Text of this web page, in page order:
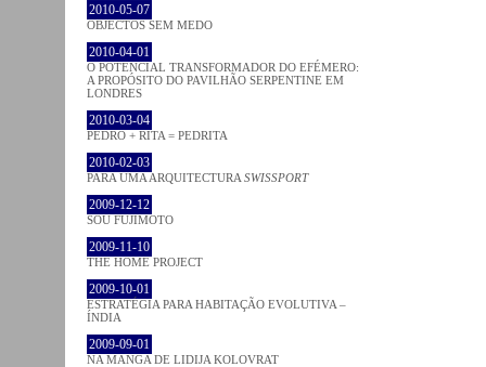
2010-05-07
OBJECTOS SEM MEDO
2010-04-01
O POTENCIAL TRANSFORMADOR DO EFÉMERO:
A PROPÓSITO DO PAVILHÃO SERPENTINE EM
LONDRES
2010-03-04
PEDRO + RITA = PEDRITA
2010-02-03
PARA UMA ARQUITECTURA SWISSPORT
2009-12-12
SOU FUJIMOTO
2009-11-10
THE HOME PROJECT
2009-10-01
ESTRATÉGIA PARA HABITAÇÃO EVOLUTIVA –
ÍNDIA
2009-09-01
NA MANGA DE LIDIJA KOLOVRAT